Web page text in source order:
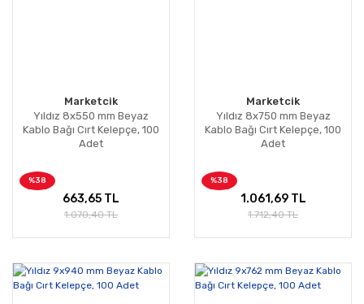
Marketcik
Yıldız 8x550 mm Beyaz
Kablo Bağı Cırt Kelepçe, 100
Adet
%38
663,65 TL
1.070,40 TL
Marketcik
Yıldız 8x750 mm Beyaz
Kablo Bağı Cırt Kelepçe, 100
Adet
%38
1.061,69 TL
1.712,40 TL